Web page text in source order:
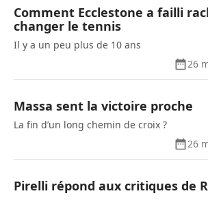
Comment Ecclestone a failli
changer le tennis
Il y a un peu plus de 10 ans
26
Massa sent la victoire proche
La fin d’un long chemin de croix ?
26
Pirelli répond aux critiques de